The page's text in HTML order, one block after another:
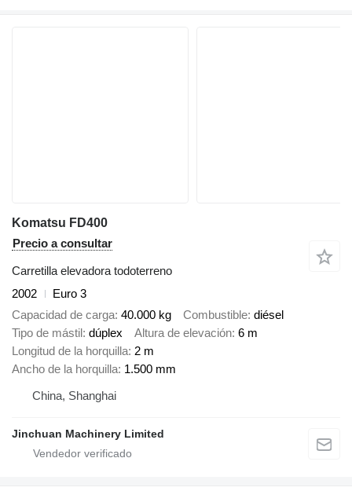
Komatsu FD400
Precio a consultar
Carretilla elevadora todoterreno
2002
Euro 3
Capacidad de carga 40.000 kg Combustible diésel
Tipo de mástil dúplex Altura de elevación 6 m
Longitud de la horquilla 2 m
Ancho de la horquilla 1.500 mm
China, Shanghai
Jinchuan Machinery Limited